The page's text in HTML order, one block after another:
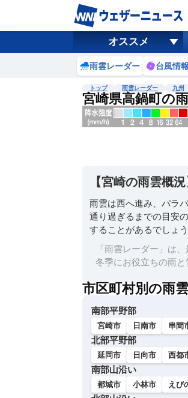
オススメ
雨雲レーダー 台風情報
トップ 雨雲レーダー 九州
宮崎県高鍋町の
【宮崎の雨雲概
雨雲は西へ進み、パラ
通り過ぎるまでの目安
することがあるでしょう
「雨雲レーダー」は
冬季にお役立ちの雨
市区町村別の雨
南部平野部
宮崎市 日南市 串間
北部平野部
延岡市 日向市 西都
南部山沿い
都城市 小林市 えび